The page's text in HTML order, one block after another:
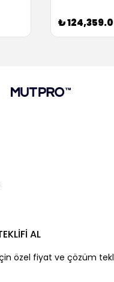
₺
AL
özel fiyat ve çözüm